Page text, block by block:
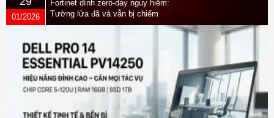
01/2026
Fortinet dính zero-day nguy hiểm:
Tường lửa đã vá vẫn bị chiếm
quyền